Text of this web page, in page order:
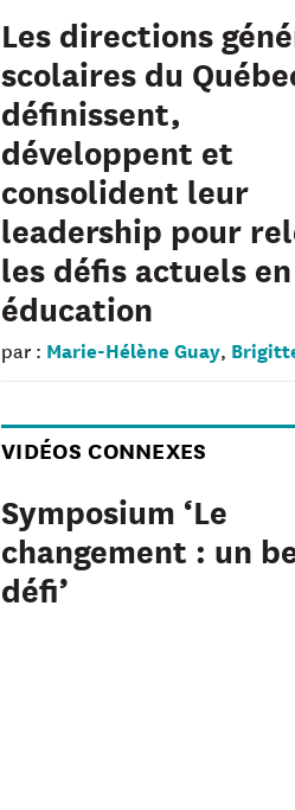
Les directions
scolaires du
définissent,
développent et
consolident leur
leadership pour
les défis actuels en
éducation
par : Marie-Hélène Guay,
VIDÉOS CONNEXES
Symposium ‘Le
changement : un
défi’